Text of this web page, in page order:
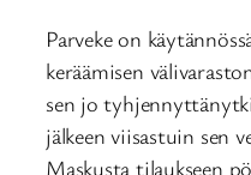
Parveke on
keräämisen
sen jo
jälkeen viisastuin sen
Maskusta tilaukseen